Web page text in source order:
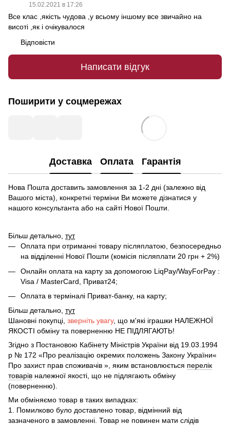
15.02.2021 в 17:26
Все клас ,якість чудова ,у всьому іншому все звичайно на
висоті ,як і очікувалося
Відповісти
Написати відгук
Поширити у соцмережах
Доставка Оплата Гарантія
Нова Пошта доставить замовлення за 1-2 дні (залежно від
Вашого міста), конкретні терміни Ви можете дізнатися у
нашого консультанта або на сайті Нової Пошти.
Більш детально, тут
Оплата при отриманні товару післяплатою, безпосередньо
на відділенні Нової Пошти (комісія післяплати 20 грн + 2%)
Онлайн оплата на карту за допомогою LiqPay/WayForPay :
Visa / MasterCard, Приват24;
Оплата в терміналі Приват-банку, на карту;
Більш детально, тут
Шановні покупці, зверніть увагу, що м'які іграшки НАЛЕЖНОЇ
ЯКОСТІ обміну та поверненню НЕ ПІДЛЯГАЮТЬ!
Згідно з Постановою Кабінету Міністрів України від 19.03.1994
р № 172 «Про реалізацію окремих положень Закону України«
Про захист прав споживачів », яким встановлюється перелік
товарів належної якості, що не підлягають обміну
(поверненню).
Ми обміняємо товар в таких випадках:
1. Помилково було доставлено товар, відмінний від
зазначеного в замовленні. Товар не повинен мати слідів